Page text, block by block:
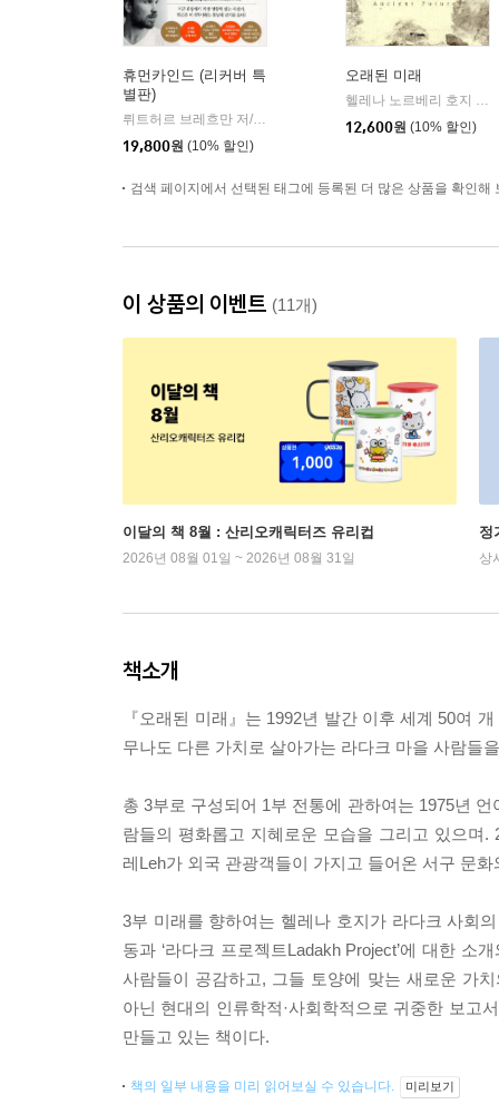
휴먼카인드 (리커버 특
별판)
뤼트허르 브레흐만 저/조현욱 역
인플루엔셜
19,800원 (10% 할인)
오래된 미래
헬레나 노르베리 호지 저/양희승 역
12,600원 (10% 할인)
검색 페이지에서 선택된 태그에 등록된 더 많은 상품을 확인해
이 상품의 이벤트 (11개)
이달의 책 8월 : 산리오캐릭터즈 유리컵
2026년 08월 01일 ~ 2026년 08월 31일
정
상
책소개
『오래된 미래』는 1992년 발간 이후 세계 50여
무나도 다른 가치로 살아가는 라다크 마을 사람들
총 3부로 구성되어 1부 전통에 관하여는 1975년
람들의 평화롭고 지혜로운 모습을 그리고 있으며
레Leh가 외국 관광객들이 가지고 들어온 서구 문
3부 미래를 향하여는 헬레나 호지가 라다크 사회
동과 ‘라다크 프로젝트Ladakh Project’에 대한
사람들이 공감하고, 그들 토양에 맞는 새로운 가
아닌 현대의 인류학적·사회학적으로 귀중한 보고
만들고 있는 책이다.
책의 일부 내용을 미리 읽어보실 수 있습니다. 미리보기